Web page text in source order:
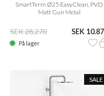
SmartTerm Ø25 EasyClean, PVD
Matt Gun Metal
SEK 28.270 SEK
På lager
SALE